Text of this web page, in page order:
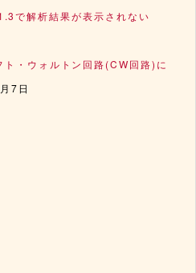
で解析結果が表示されない
・ウォルトン回路(CW回路)に
7日